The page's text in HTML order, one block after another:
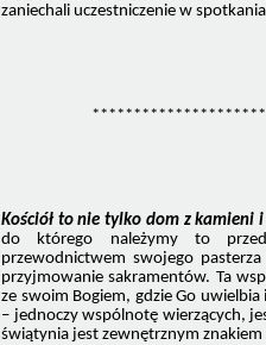
zaniechali uczestniczenie w
Kościół to nie tylko dom z kamieni i
do którego należymy to
przewodnictwem swojego
przyjmowanie sakramentów. Ta
ze swoim Bogiem, gdzie Go
– jednoczy wspólnotę wierzących,
świątynia jest zewnętrznym znakiem